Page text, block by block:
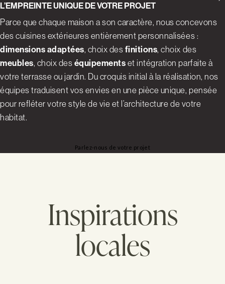
L’EMPREINTE UNIQUE DE VOTRE PROJET
Parce que chaque maison a son caractère, nous concevons
des cuisines extérieures entièrement personnalisées :
dimensions adaptées, choix desfinitions, choix des
meubles, choix deséquipementset intégration parfaite à
votre terrasse ou jardin. Du croquis initial à la réalisation, nos
équipes traduisent vos envies en une pièce unique, pensée
pour refléter votre style de vie et l’architecture de votre
habitat.
Parlez-nous de votre projet
Inspirations
locales